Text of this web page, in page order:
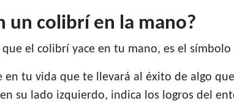
un colibrí en la mano?
el colibrí yace en tu mano, es el
tu vida que te llevará al éxito de algo
su lado izquierdo, indica los logros del